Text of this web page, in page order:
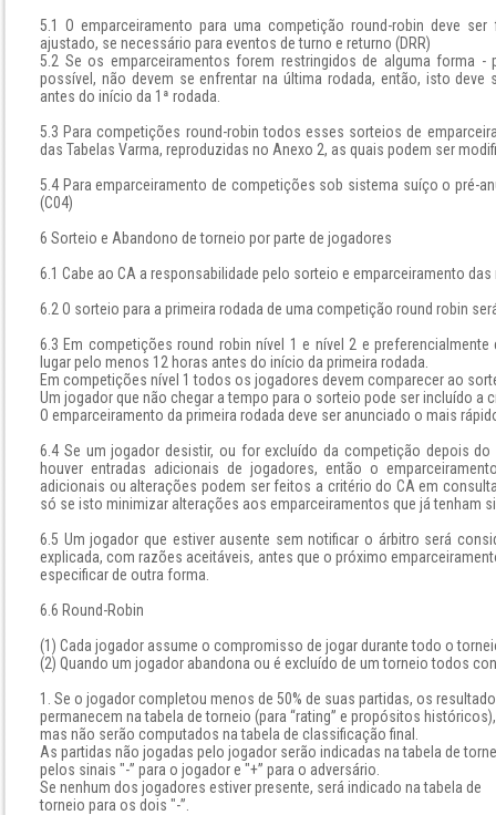
5.1 O emparceiramento para uma competição round-robin deve
ajustado, se necessário para eventos de turno e returno (DRR)
5.2 Se os emparceiramentos forem restringidos de alguma forma
possível, não devem se enfrentar na última rodada, então, isto
antes do início da 1ª rodada.
5.3 Para competições round-robin todos esses sorteios de
das Tabelas Varma, reproduzidas no Anexo 2, as quais podem ser
5.4 Para emparceiramento de competições sob sistema suíço o pré-
(C04)
6 Sorteio e Abandono de torneio por parte de jogadores
6.1 Cabe ao CA a responsabilidade pelo sorteio e emparceiramento das
6.2 O sorteio para a primeira rodada de uma competição round robin
6.3 Em competições round robin nível 1 e nível 2 e
lugar pelo menos 12 horas antes do início da primeira rodada.
Em competições nível 1 todos os jogadores devem comparecer ao
Um jogador que não chegar a tempo para o sorteio pode ser incluído a
O emparceiramento da primeira rodada deve ser anunciado o mais
6.4 Se um jogador desistir, ou for excluído da competição depois
houver entradas adicionais de jogadores, então o
adicionais ou alterações podem ser feitos a critério do CA em
só se isto minimizar alterações aos emparceiramentos que já tenham
6.5 Um jogador que estiver ausente sem notificar o árbitro será
explicada, com razões aceitáveis, antes que o próximo
especificar de outra forma.
6.6 Round-Robin
(1) Cada jogador assume o compromisso de jogar durante todo o
(2) Quando um jogador abandona ou é excluído de um torneio todos
1. Se o jogador completou menos de 50% de suas partidas, os
permanecem na tabela de torneio (para “rating” e propósitos históricos),
mas não serão computados na tabela de classificação final.
As partidas não jogadas pelo jogador serão indicadas na tabela de
pelos sinais "-” para o jogador e "+” para o adversário.
Se nenhum dos jogadores estiver presente, será indicado na tabela de
torneio para os dois "-”.